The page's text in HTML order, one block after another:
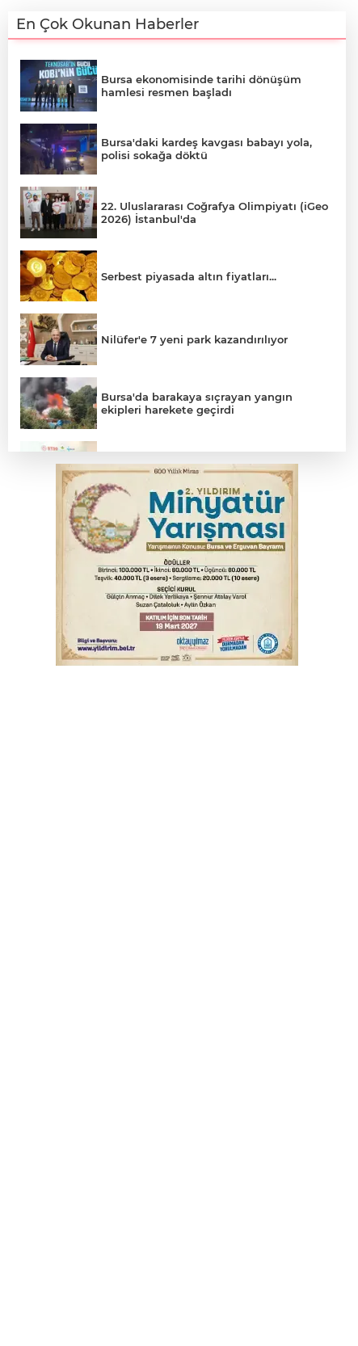
En Çok Okunan Haberler
Bursa ekonomisinde tarihi dönüşüm
hamlesi resmen başladı
Bursa'daki kardeş kavgası babayı yola,
polisi sokağa döktü
22. Uluslararası Coğrafya Olimpiyatı (iGeo
2026) İstanbul'da
Serbest piyasada altın fiyatları...
Nilüfer'e 7 yeni park kazandırılıyor
Bursa'da barakaya sıçrayan yangın
ekipleri harekete geçirdi
Osmangazi’de iş arayanlara destek
TOFAŞ Basketbol'da sağlık kontrolleri
başladı
Yargıtay’dan primle çalışanlara müjde
Bursa’da bugün hava nasıl olacak?